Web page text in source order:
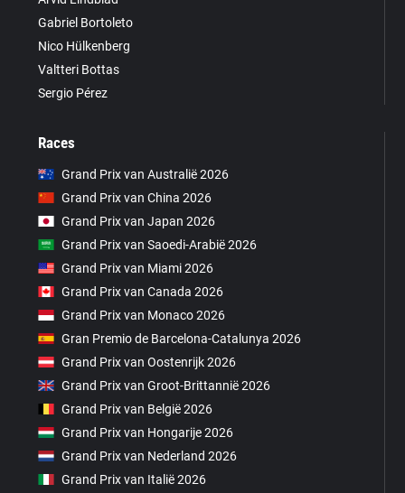
Gabriel Bortoleto
Nico Hülkenberg
Valtteri Bottas
Sergio Pérez
Races
Grand Prix van Australië 2026
Grand Prix van China 2026
Grand Prix van Japan 2026
Grand Prix van Saoedi-Arabië 2026
Grand Prix van Miami 2026
Grand Prix van Canada 2026
Grand Prix van Monaco 2026
Gran Premio de Barcelona-Catalunya 2026
Grand Prix van Oostenrijk 2026
Grand Prix van Groot-Brittannië 2026
Grand Prix van België 2026
Grand Prix van Hongarije 2026
Grand Prix van Nederland 2026
Grand Prix van Italië 2026